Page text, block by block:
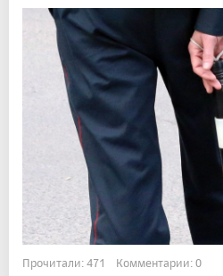
Прочитали: 471 Комментарии: 0